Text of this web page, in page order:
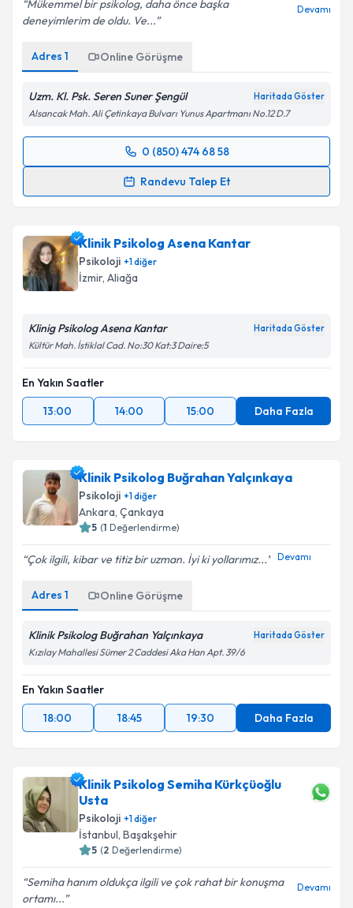
Mükemmel bir psikolog, daha önce başka
deneyimlerim de oldu. Ve...
Devamı
Adres 1 Online Görüşme
Uzm. Kl. Psk. Seren Suner Şengül Haritada Göster
Alsancak Mah. Ali Çetinkaya Bulvarı Yunus Apartmanı No.12 D.7
0 (850) 474 68 58
Randevu Talep Et
Randevu Takvimi Talebi
almanız için bir takvim hazırlandığında e-posta ile
bilgilendireceğiz.
E-posta Adresiniz
Kişisel verilerimin işlenmesine ilişkinAydınlatma
Metni
kapsamda işlenmesini kabul ediyorum.
Klinik Psikolog Asena Kantar
Psikoloji +1diğer
İzmir, Aliağa
Klinig Psikolog Asena Kantar Haritada Göster
Kültür Mah. İstiklal Cad. No:30 Kat:3 Daire:5
En Yakın Saatler
13:00
14:00 15:00 Daha Fazla
Klinik Psikolog Buğrahan Yalçınkaya
Psikoloji +1diğer
Ankara, Çankaya
5 (1 Değerlendirme)
Çok ilgili, kibar ve titiz bir uzman. İyi ki yollarımız... Devamı
Adres 1 Online Görüşme
Klinik Psikolog Buğrahan Yalçınkaya Haritada Göster
Kızılay Mahallesi Sümer 2 Caddesi Aka Han Apt. 39/6
En Yakın Saatler
18:00
18:45 19:30 Daha Fazla
Klinik Psikolog Semiha Kürkçüoğlu
Usta
Psikoloji +1diğer
İstanbul, Başakşehir
5 (2 Değerlendirme)
Semiha hanım oldukça ilgili ve çok rahat bir konuşma
ortamı...
Devamı